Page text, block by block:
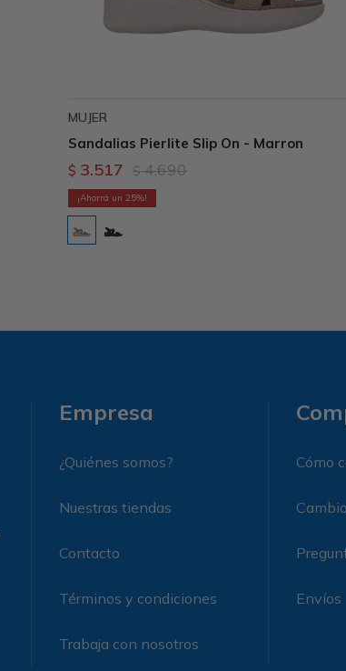
MUJER
Sandalias Pierlite Slip On - Marron
$ 3.517 $ 4.690
25
Empresa
¿Quiénes somos?
Nuestras tiendas
Contacto
Términos y condiciones
Trabaja con nosotros
Cómo
Envíos